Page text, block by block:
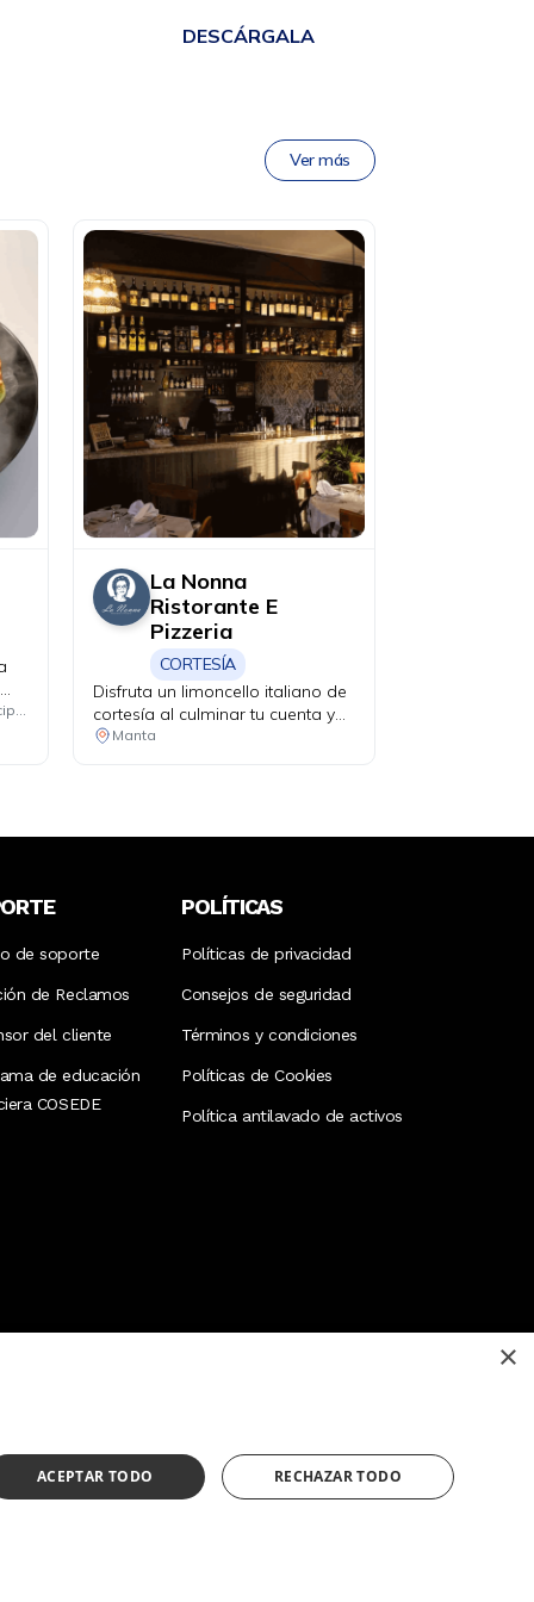
DESCÁRGALA
Ver más
Consulta las ubicaciones participantes
La Nonna
Ristorante E
Pizzeria
CORTESÍA
Disfruta un limoncello italiano de
cortesía al culminar tu cuenta y
haz que tu velada tenga un final
Manta
de soporte
de Reclamos
del cliente
de educación
COSEDE
POLÍTICAS
Políticas de privacidad
Consejos de seguridad
Términos y condiciones
Políticas de Cookies
Política antilavado de activos
¿Necesitas ayuda? (02) 298 1300
×
ACEPTAR TODO RECHAZAR TODO